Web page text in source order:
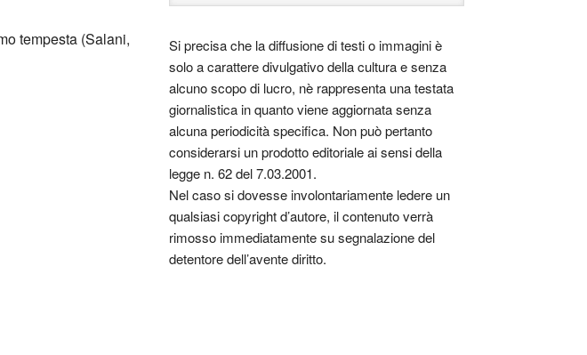
tempesta (Salani,
Si precisa che la diffusione di testi o immagini è
solo a carattere divulgativo della cultura e senza
alcuno scopo di lucro, nè rappresenta una testata
giornalistica in quanto viene aggiornata senza
alcuna periodicità specifica. Non può pertanto
considerarsi un prodotto editoriale ai sensi della
legge n. 62 del 7.03.2001.
Nel caso si dovesse involontariamente ledere un
qualsiasi copyright d’autore, il contenuto verrà
rimosso immediatamente su segnalazione del
detentore dell’avente diritto.